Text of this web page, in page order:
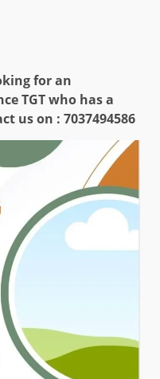
for an
TGT who has a
us on : 7037494586